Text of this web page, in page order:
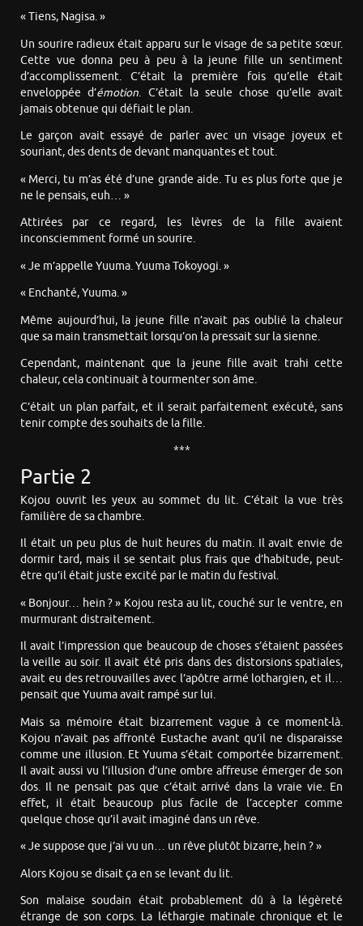
« Tiens, Nagisa. »
Un sourire radieux était apparu sur le visage de sa petite sœur.
Cette vue donna peu à peu à la jeune fille un sentiment
d’accomplissement. C’était la première fois qu’elle était
enveloppée d’émotion. C’était la seule chose qu’elle avait
jamais obtenue qui défiait le plan.
Le garçon avait essayé de parler avec un visage joyeux et
souriant, des dents de devant manquantes et tout.
« Merci, tu m’as été d’une grande aide. Tu es plus forte que je
ne le pensais, euh… »
Attirées par ce regard, les lèvres de la fille avaient
inconsciemment formé un sourire.
« Je m’appelle Yuuma. Yuuma Tokoyogi. »
« Enchanté, Yuuma. »
Même aujourd’hui, la jeune fille n’avait pas oublié la chaleur
que sa main transmettait lorsqu’on la pressait sur la sienne.
Cependant, maintenant que la jeune fille avait trahi cette
chaleur, cela continuait à tourmenter son âme.
C’était un plan parfait, et il serait parfaitement exécuté, sans
tenir compte des souhaits de la fille.
***
Partie 2
Kojou ouvrit les yeux au sommet du lit. C’était la vue très
familière de sa chambre.
Il était un peu plus de huit heures du matin. Il avait envie de
dormir tard, mais il se sentait plus frais que d’habitude, peut-
être qu’il était juste excité par le matin du festival.
« Bonjour… hein ? » Kojou resta au lit, couché sur le ventre, en
murmurant distraitement.
Il avait l’impression que beaucoup de choses s’étaient passées
la veille au soir. Il avait été pris dans des distorsions spatiales,
avait eu des retrouvailles avec l’apôtre armé lothargien, et il…
pensait que Yuuma avait rampé sur lui.
Mais sa mémoire était bizarrement vague à ce moment-là.
Kojou n’avait pas affronté Eustache avant qu’il ne disparaisse
comme une illusion. Et Yuuma s’était comportée bizarrement.
Il avait aussi vu l’illusion d’une ombre affreuse émerger de son
dos. Il ne pensait pas que c’était arrivé dans la vraie vie. En
effet, il était beaucoup plus facile de l’accepter comme
quelque chose qu’il avait imaginé dans un rêve.
« Je suppose que j’ai vu un… un rêve plutôt bizarre, hein ? »
Alors Kojou se disait ça en se levant du lit.
Son malaise soudain était probablement dû à la légèreté
étrange de son corps. La léthargie matinale chronique et le